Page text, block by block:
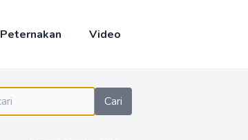
Peternakan Video
Cari